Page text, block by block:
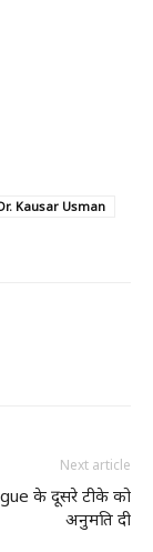
Kausar Usman
Next article
के दूसरे टीके को
अनुमति दी